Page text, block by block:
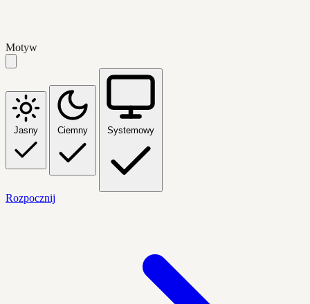
Motyw
Jasny Ciemny Systemowy
Rozpocznij